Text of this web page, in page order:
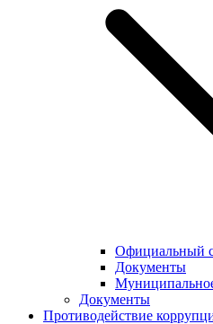
Официальный
Документы
Документы
Противодействие